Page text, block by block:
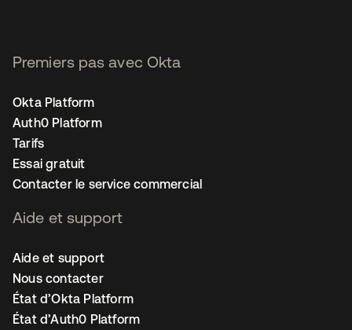
Premiers pas avec Okta
Okta Platform
Auth0 Platform
Tarifs
Essai gratuit
Contacter le service commercial
Aide et support
Aide et support
Nous contacter
État d’Okta Platform
État d’Auth0 Platform